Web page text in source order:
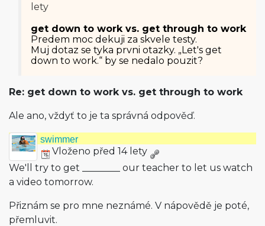
lety
get down to work vs. get through to work
Predem moc dekuji za skvele testy.
Muj dotaz se tyka prvni otazky. „Let's get
down to work.“ by se nedalo pouzit?
Re: get down to work vs. get through to work
Ale ano, vždyť to je ta správná odpověď.
swimmer
Vloženo před 14 lety
We'll try to get ________ our teacher to let us watch
a video tomorrow.
Přiznám se pro mne neznámé. V nápovědě je poté,
přemluvit.